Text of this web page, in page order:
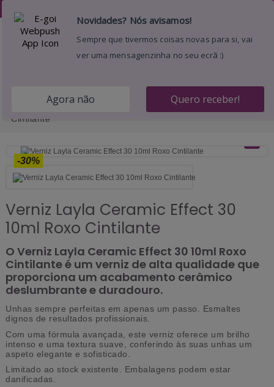
Promoções Promoções Outlet Marcas
Layla
Verniz Layla Ceramic Effect 30 10ml Roxo
Cintilante
-30%
Verniz Layla Ceramic Effect 30
10ml Roxo Cintilante
O Verniz Layla Ceramic Effect 30 10ml Roxo
Cintilante é um verniz de alta qualidade que
proporciona um acabamento cerâmico
deslumbrante e duradouro.
Unhas sempre perfeitas em apenas um passo. Esmaltes
dignos de resultados profissionais.
Com uma fórmula avançada, este verniz oferece um brilho
intenso e uma textura suave, conferindo às suas unhas um
aspeto elegante e sofisticado.
Limitado ao stock existente. Embalagens podem estar
danificadas.